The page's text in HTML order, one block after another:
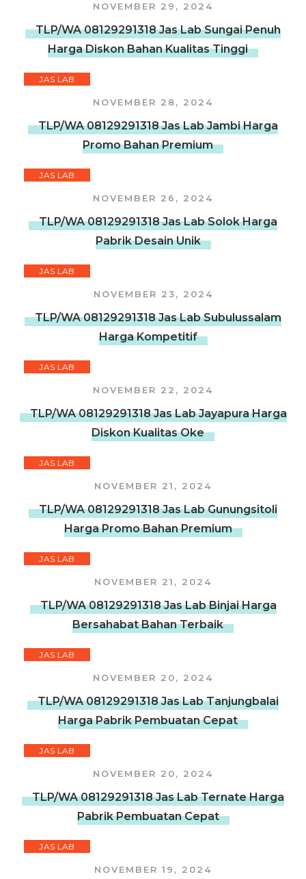
NOVEMBER 29, 2024
TLP/WA 08129291318 Jas Lab Sungai Penuh
Harga Diskon Bahan Kualitas Tinggi
JAS LAB
NOVEMBER 28, 2024
TLP/WA 08129291318 Jas Lab Jambi Harga
Promo Bahan Premium
JAS LAB
NOVEMBER 26, 2024
TLP/WA 08129291318 Jas Lab Solok Harga
Pabrik Desain Unik
JAS LAB
NOVEMBER 23, 2024
TLP/WA 08129291318 Jas Lab Subulussalam
Harga Kompetitif
JAS LAB
NOVEMBER 22, 2024
TLP/WA 08129291318 Jas Lab Jayapura Harga
Diskon Kualitas Oke
JAS LAB
NOVEMBER 21, 2024
TLP/WA 08129291318 Jas Lab Gunungsitoli
Harga Promo Bahan Premium
JAS LAB
NOVEMBER 21, 2024
TLP/WA 08129291318 Jas Lab Binjai Harga
Bersahabat Bahan Terbaik
JAS LAB
NOVEMBER 20, 2024
TLP/WA 08129291318 Jas Lab Tanjungbalai
Harga Pabrik Pembuatan Cepat
JAS LAB
NOVEMBER 20, 2024
TLP/WA 08129291318 Jas Lab Ternate Harga
Pabrik Pembuatan Cepat
JAS LAB
NOVEMBER 19, 2024